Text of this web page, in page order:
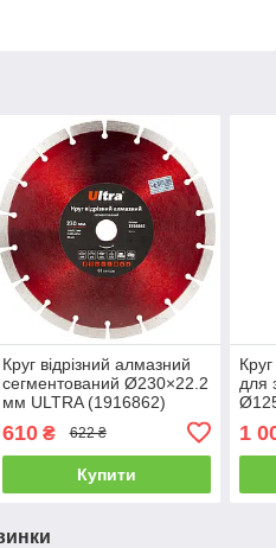
Круг відрізний алмазний
сегментований Ø230×22.2
мм ULTRA (1916862)
610₴ 622 ₴
Купити
для
1